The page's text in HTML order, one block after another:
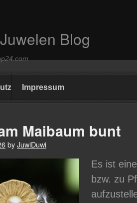
Blog
Impressum
Maibaum bunt
byJuwiDuwi
Es ist
bzw. zu